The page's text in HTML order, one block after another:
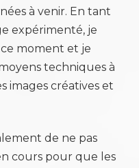
à venir. En tant
expérimenté, je
moment et je
techniques à
images créatives et
de ne pas
cours pour que les